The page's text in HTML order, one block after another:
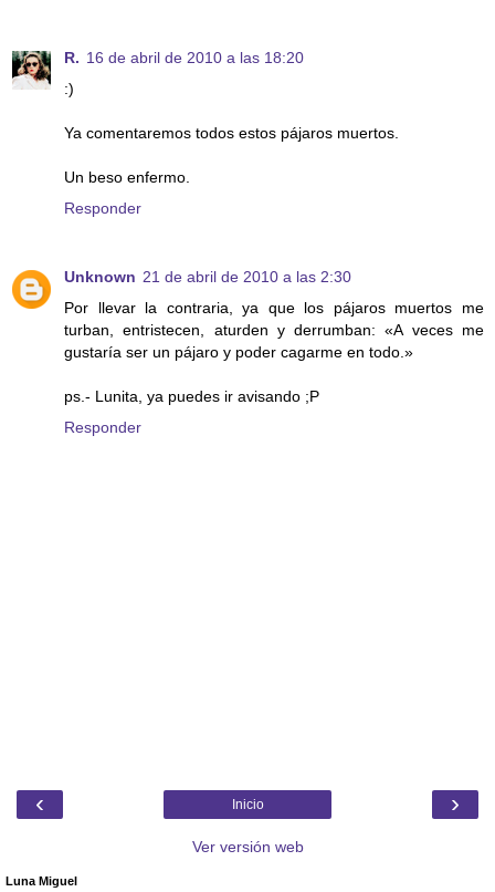
R. 16 de abril de 2010 a las 18:20
:)
Ya comentaremos todos estos pájaros muertos.
Un beso enfermo.
Responder
Unknown 21 de abril de 2010 a las 2:30
Por llevar la contraria, ya que los pájaros muertos me
turban, entristecen, aturden y derrumban: «A veces me
gustaría ser un pájaro y poder cagarme en todo.»
ps.- Lunita, ya puedes ir avisando ;P
Responder
‹ ›
Inicio
Ver versión web
Luna Miguel